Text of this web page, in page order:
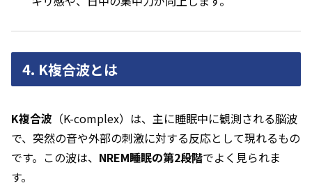
4. K複合波とは
K複合波 （K-complex）は、主に睡眠中に観測される脳波
で、突然の音や外部の刺激に対する反応として現れるもの
です。この波は、 NREM睡眠の第2段階でよく見られま
す。